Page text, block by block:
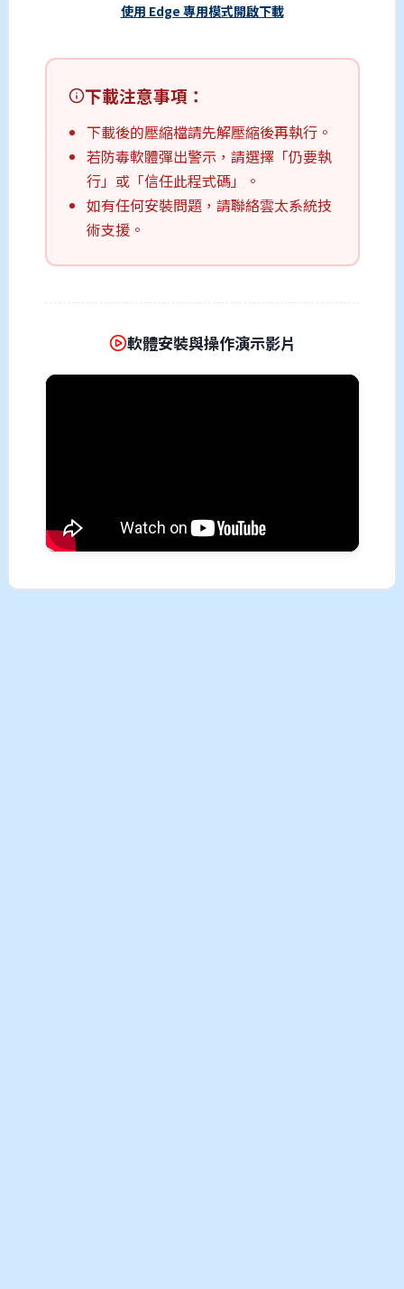
使用 Edge 專用模式開啟下載
下載注意事項：
下載後的壓縮檔請先解壓縮後再執行。
若防毒軟體彈出警示，請選擇「仍要執
行」或「信任此程式碼」。
如有任何安裝問題，請聯絡雲太系統技
術支援。
軟體安裝與操作演示影片